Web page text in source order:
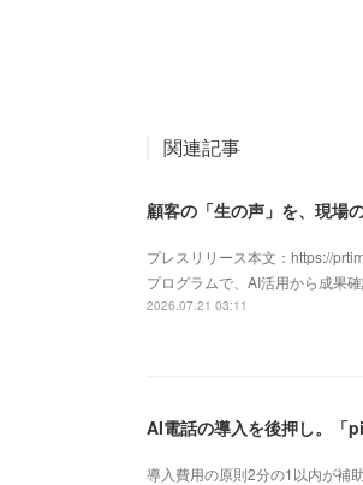
関連記事
顧客の「生の声」を、現場
プレスリリース本文：https://
プログラムで、AI活用から成果
2026.07.21 03:11
導入費用の原則2分の1以内が補